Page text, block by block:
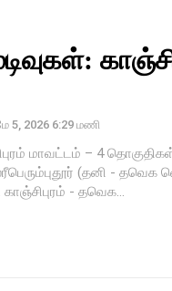
5, 2026 6:29 மணி
மாவட்டம் – 4
(தனி - தவெக
- தவெக...